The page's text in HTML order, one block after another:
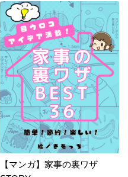
【マンガ】家事の裏ワザ